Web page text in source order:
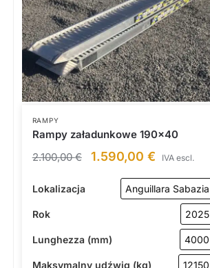
RAMPY
Rampy załadunkowe 190×40
2.100,00€ 1.590,00 € IVA escl.
Lokalizacja Anguillara Sabazia
Rok 2025
Lunghezza (mm) 4000
Maksymalny udźwig (kg) 12150